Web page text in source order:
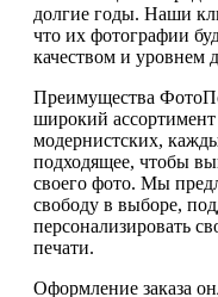
долгие годы. Наши
что их фотографии
качеством и уровнем
Преимущества
широкий
модернистских,
подходящее, чтобы
своего фото. Мы
свободу в выборе,
персонализировать
печати.
Оформление заказа